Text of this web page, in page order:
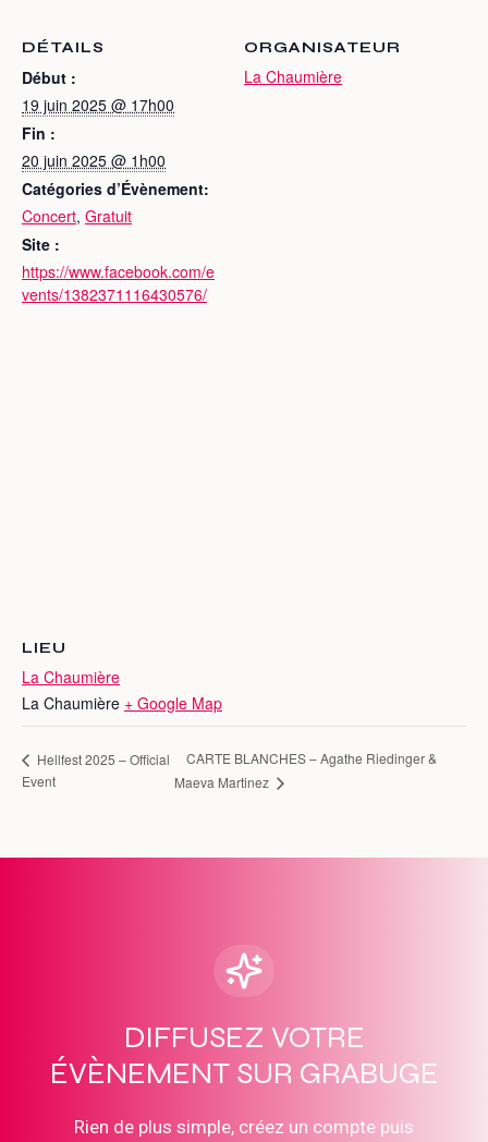
DÉTAILS
Début :
19 juin 2025 @ 17h00
Fin :
20 juin 2025 @ 1h00
Catégories d’Évènement:
Concert, Gratuit
Site :
https://www.facebook.com/e
vents/1382371116430576/
ORGANISATEUR
La Chaumière
LIEU
La Chaumière
La Chaumière + Google Map
Hellfest 2025 – Official
Event
CARTE BLANCHES – Agathe Riedinger &
Maeva Martinez
DIFFUSEZ VOTRE
ÉVÈNEMENT SUR GRABUGE
Rien de plus simple, créez un compte puis